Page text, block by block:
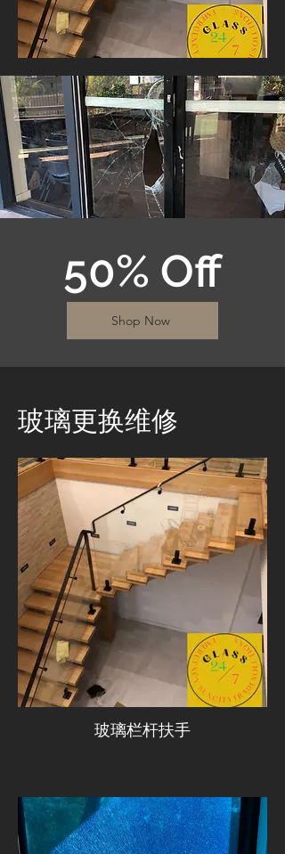
50% Off
Shop Now
​玻璃更换维修
玻璃栏杆扶手